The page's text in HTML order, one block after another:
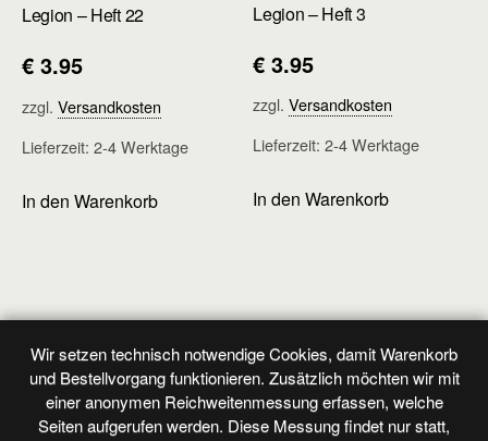
Legion – Heft 22
€ 3.95
zzgl. Versandkosten
Lieferzeit: 2-4 Werktage
In den Warenkorb
Legion – Heft 3
€ 3.95
zzgl.Versandkosten
Lieferzeit:2-4 Werktage
In den Warenkorb
Vorheriger Beitrag
Flieger - Heft 104
Nächster Beitrag
Marine - Heft 94
Wir setzen technisch notwendige Cookies, damit Warenkorb
und Bestellvorgang funktionieren. Zusätzlich möchten wir mit
einer anonymen Reichweitenmessung erfassen, welche
Seiten aufgerufen werden. Diese Messung findet nur statt,